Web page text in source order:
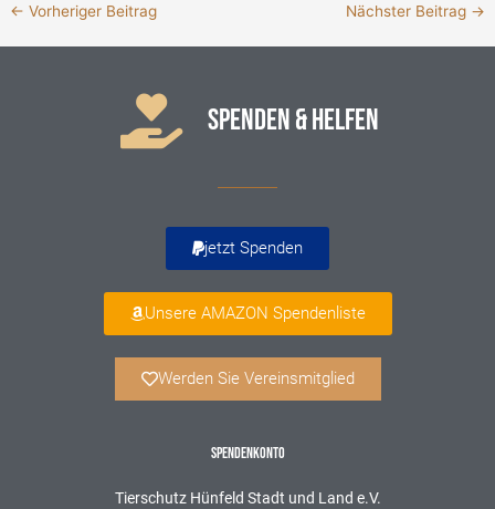
← Vorheriger Beitrag Nächster Beitrag →
SPENDEN & HELFEN
jetzt Spenden
Unsere AMAZON Spendenliste
Werden Sie Vereinsmitglied
SPENDENKONTO
Tierschutz Hünfeld Stadt und Land e.V.